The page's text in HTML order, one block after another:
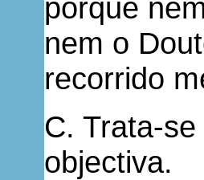
porque
nem o
recorrido
C. Trata-
objectiva.